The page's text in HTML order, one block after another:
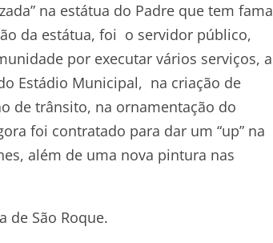
na estátua do Padre que tem fama
da estátua, foi o servidor público,
por executar vários serviços, a
Estádio Municipal, na criação de
de trânsito, na ornamentação do
foi contratado para dar um “up” na
além de uma nova pintura nas
de São Roque.